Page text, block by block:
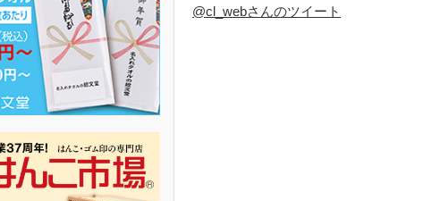
@cl_webさんのツイート